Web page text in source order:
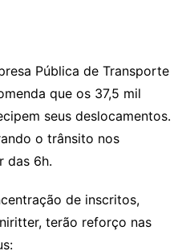
Pública de Transporte
que os 37,5 mil
seus deslocamentos.
o trânsito nos
das 6h.
de inscritos,
terão reforço nas